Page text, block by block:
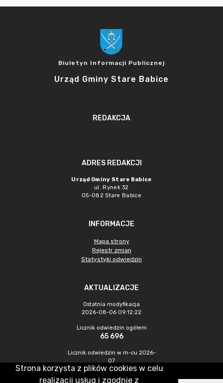
Biuletyn Informacji Publicznej
Urząd Gminy Stare Babice
REDAKCJA
ADRES REDAKCJI
Urząd Gminy Stare Babice
ul. Rynek 32
05-082 Stare Babice
INFORMACJE
Mapa strony
Rejestr zmian
Statystyki odwiedzin
AKTUALIZACJE
Ostatnia modyfikacja
2026-08-06 09:12:22
Licznik odwiedzin ogółem
65 696
Licznik odwiedzin w m-cu 2026-
07
1 056
Strona korzysta z plików cookies w celu
realizacji usług i zgodnie z